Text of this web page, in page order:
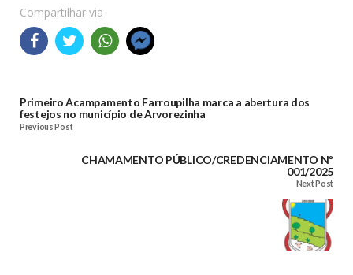
Compartilhar via
Primeiro Acampamento Farroupilha marca a abertura dos
festejos no município de Arvorezinha
Previous Post
CHAMAMENTO PÚBLICO/CREDENCIAMENTO Nº
001/2025
Next Post